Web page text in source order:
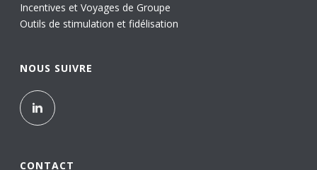
Incentives et Voyages de Groupe
Outils de stimulation et fidélisation
NOUS SUIVRE
CONTACT